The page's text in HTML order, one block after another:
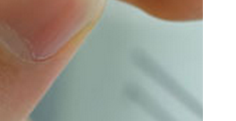
и частных лиц
В современном мире,
где доверие
становится одной из
главных ценностей,…